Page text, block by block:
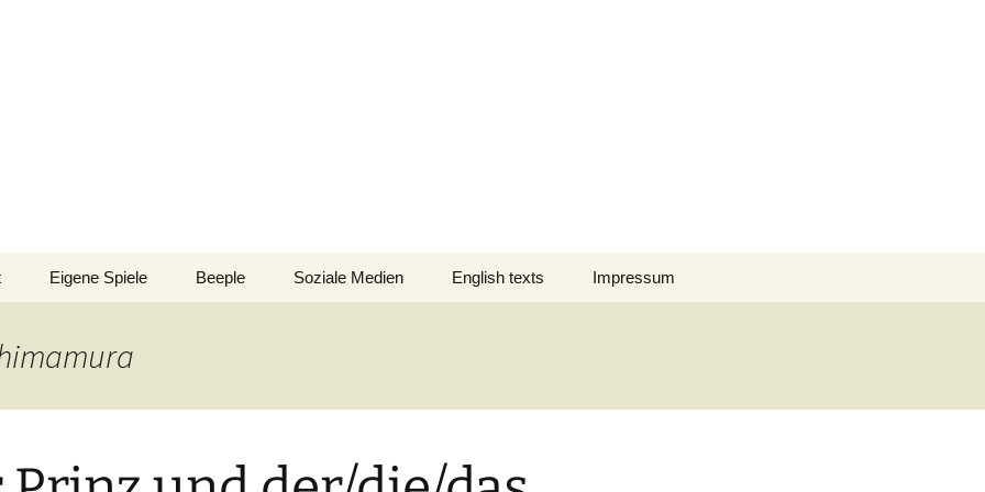
Verlagsliste Brasilien
Eigene Spiele
Pari
Beeple Soziale Medien English texts
Textos em Português
Impressum